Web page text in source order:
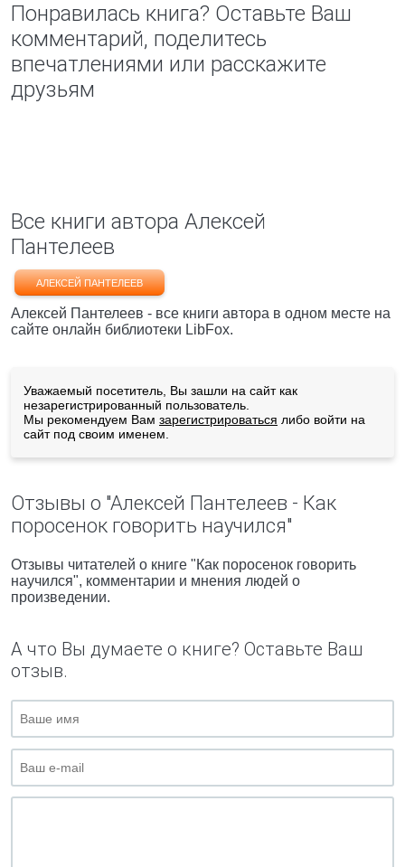
Понравилась книга? Оставьте Ваш
комментарий, поделитесь
впечатлениями или расскажите
друзьям
Все книги автора Алексей
Пантелеев
АЛЕКСЕЙ ПАНТЕЛЕЕВ
Алексей Пантелеев - все книги автора в одном месте на
сайте онлайн библиотеки LibFox.
Уважаемый посетитель, Вы зашли на сайт как
незарегистрированный пользователь.
Мы рекомендуем Вам зарегистрироваться либо войти на
сайт под своим именем.
Отзывы о "Алексей Пантелеев - Как
поросенок говорить научился"
Отзывы читателей о книге "Как поросенок говорить
научился", комментарии и мнения людей о
произведении.
А что Вы думаете о книге? Оставьте Ваш
отзыв.